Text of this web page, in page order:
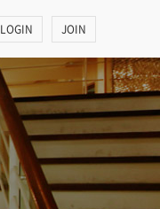
LOGIN JOIN